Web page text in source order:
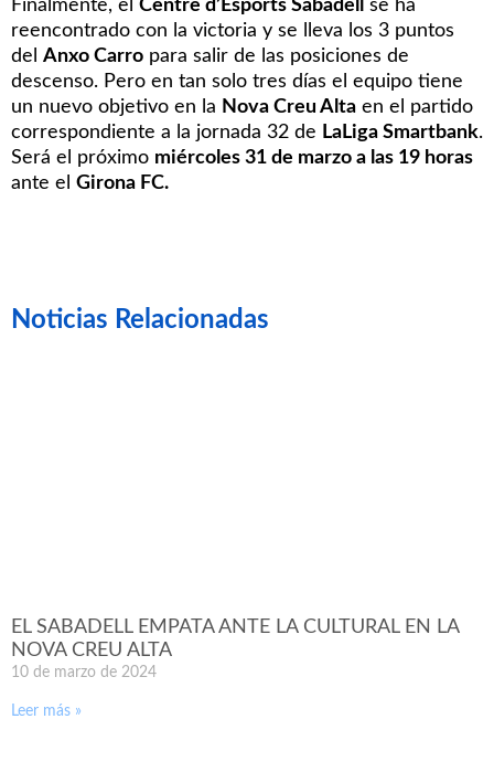
Finalmente, el Centre d’Esports Sabadell
se ha
reencontrado con la victoria y se lleva los 3 puntos
del Anxo Carro para salir de las posiciones de
descenso. Pero en tan solo tres días el equipo tiene
un nuevo objetivo en la Nova Creu Alta en el partido
correspondiente a la jornada 32 de LaLiga Smartbank.
Será el próximo miércoles 31 de marzo a las 19 horas
ante el Girona FC.
Noticias Relacionadas
EL SABADELL EMPATA ANTE LA CULTURAL EN LA
NOVA CREU ALTA
10 de marzo de 2024
Leer más »